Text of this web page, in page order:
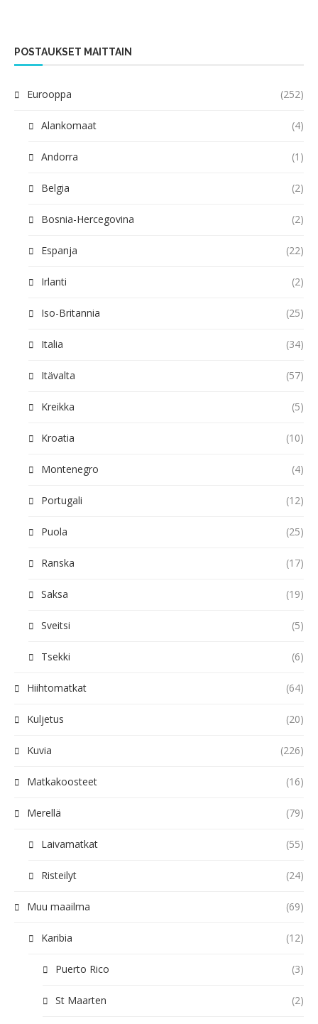
POSTAUKSET MAITTAIN
Eurooppa (252)
Alankomaat (4)
Andorra (1)
Belgia (2)
Bosnia-Hercegovina (2)
Espanja (22)
Irlanti (2)
Iso-Britannia (25)
Italia (34)
Itävalta (57)
Kreikka (5)
Kroatia (10)
Montenegro (4)
Portugali (12)
Puola (25)
Ranska (17)
Saksa (19)
Sveitsi (5)
Tsekki (6)
Hiihtomatkat (64)
Kuljetus (20)
Kuvia (226)
Matkakoosteet (16)
Merellä (79)
Laivamatkat (55)
Risteilyt (24)
Muu maailma (69)
Karibia (12)
Puerto Rico (3)
St Maarten (2)